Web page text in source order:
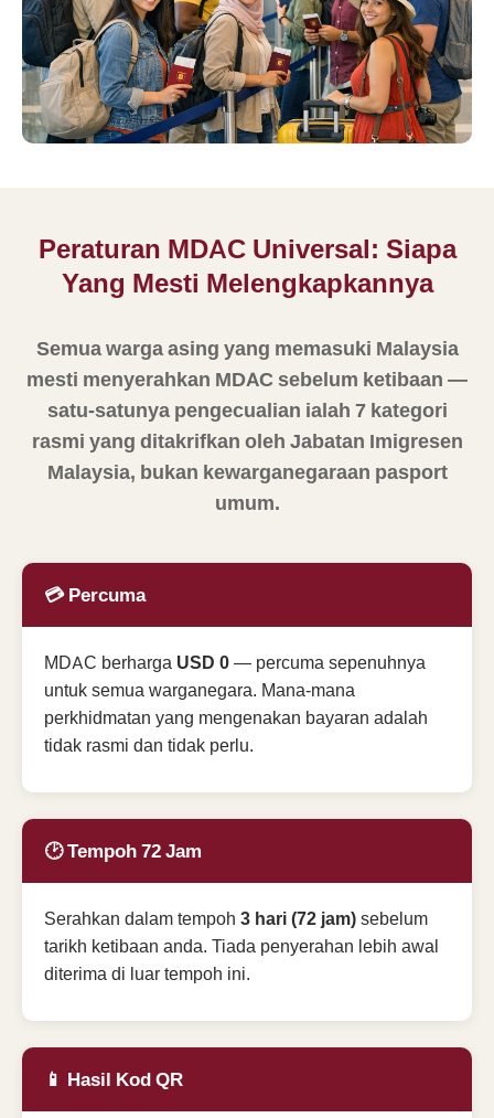
Peraturan MDAC Universal: Siapa
Yang Mesti Melengkapkannya
Semua warga asing yang memasuki Malaysia
mesti menyerahkan MDAC sebelum ketibaan —
satu-satunya pengecualian ialah 7 kategori
rasmi yang ditakrifkan oleh Jabatan Imigresen
Malaysia, bukan kewarganegaraan pasport
umum.
💳 Percuma
MDAC berharga USD 0— percuma sepenuhnya
untuk semua warganegara. Mana-mana
perkhidmatan yang mengenakan bayaran adalah
tidak rasmi dan tidak perlu.
🕑 Tempoh 72 Jam
Serahkan dalam tempoh 3 hari (72 jam)sebelum
tarikh ketibaan anda. Tiada penyerahan lebih awal
diterima di luar tempoh ini.
📱 Hasil Kod QR